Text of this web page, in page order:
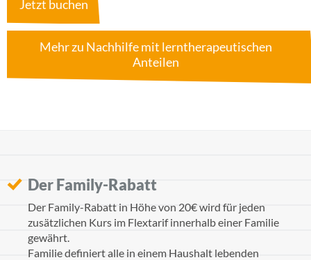
Jetzt buchen
Mehr zu Nachhilfe mit lerntherapeutischen
Anteilen
Der Family-Rabatt
Der Family-Rabatt in Höhe von 20€ wird für jeden
zusätzlichen Kurs im Flextarif innerhalb einer Familie
gewährt.
Familie definiert alle in einem Haushalt lebenden